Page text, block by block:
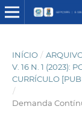
INÍCIO /
V. 16 N. 1 (2023):
CURRÍCULO
/
Demanda